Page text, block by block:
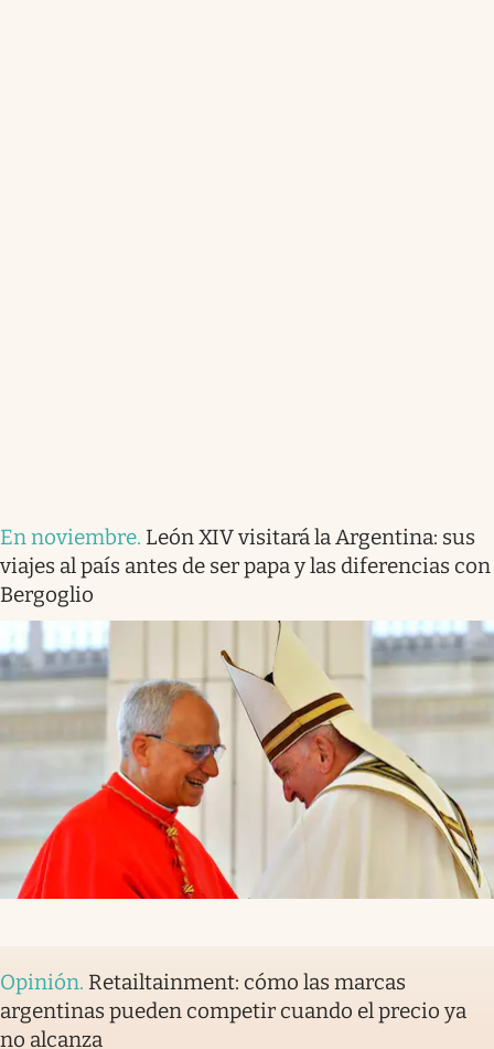
En noviembre. León XIV visitará la Argentina: sus
viajes al país antes de ser papa y las diferencias con
Bergoglio
Opinión. Retailtainment: cómo las marcas
argentinas pueden competir cuando el precio ya
no alcanza